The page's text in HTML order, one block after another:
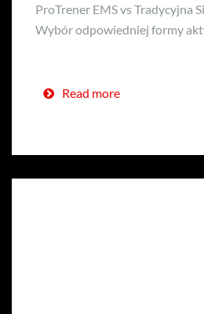
ProTrener EMS vs Tradycyjna
Wybór odpowiedniej formy
Read more